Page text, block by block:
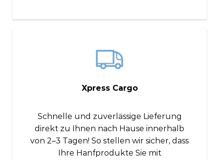
Xpress Cargo
Schnelle und zuverlässige Lieferung
direkt zu Ihnen nach Hause innerhalb
von 2–3 Tagen! So stellen wir sicher, dass
Ihre Hanfprodukte Sie mit